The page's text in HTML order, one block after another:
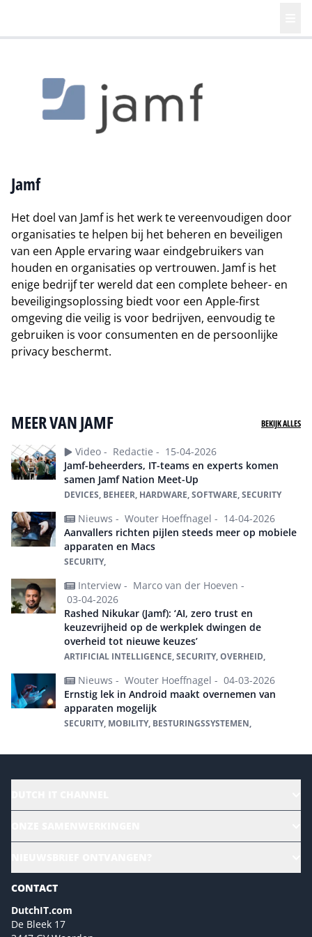
Jamf
Het doel van Jamf is het werk te vereenvoudigen door
organisaties te helpen bij het beheren en beveiligen
van een Apple ervaring waar eindgebruikers van
houden en organisaties op vertrouwen. Jamf is het
enige bedrijf ter wereld dat een complete beheer- en
beveiligingsoplossing biedt voor een Apple-first
omgeving die veilig is voor bedrijven, eenvoudig te
gebruiken is voor consumenten en de persoonlijke
privacy beschermt.
MEER VAN JAMF BEKIJK ALLES
Video - Redactie - 15-04-2026
Jamf-beheerders, IT-teams en experts komen
samen Jamf Nation Meet-Up
DEVICES, BEHEER, HARDWARE, SOFTWARE, SECURITY
Nieuws - Wouter Hoeffnagel - 14-04-2026
Aanvallers richten pijlen steeds meer op mobiele
apparaten en Macs
SECURITY,
Interview - Marco van der Hoeven -
03-04-2026
Rashed Nikukar (Jamf): ‘AI, zero trust en
keuzevrijheid op de werkplek dwingen de
overheid tot nieuwe keuzes’
ARTIFICIAL INTELLIGENCE, SECURITY, OVERHEID,
Nieuws - Wouter Hoeffnagel - 04-03-2026
Ernstig lek in Android maakt overnemen van
apparaten mogelijk
SECURITY, MOBILITY, BESTURINGSSYSTEMEN,
Magazines
Marketingmogelijkheden 2026
NL Digital
CONTACT
DutchIT.com
De Bleek 17